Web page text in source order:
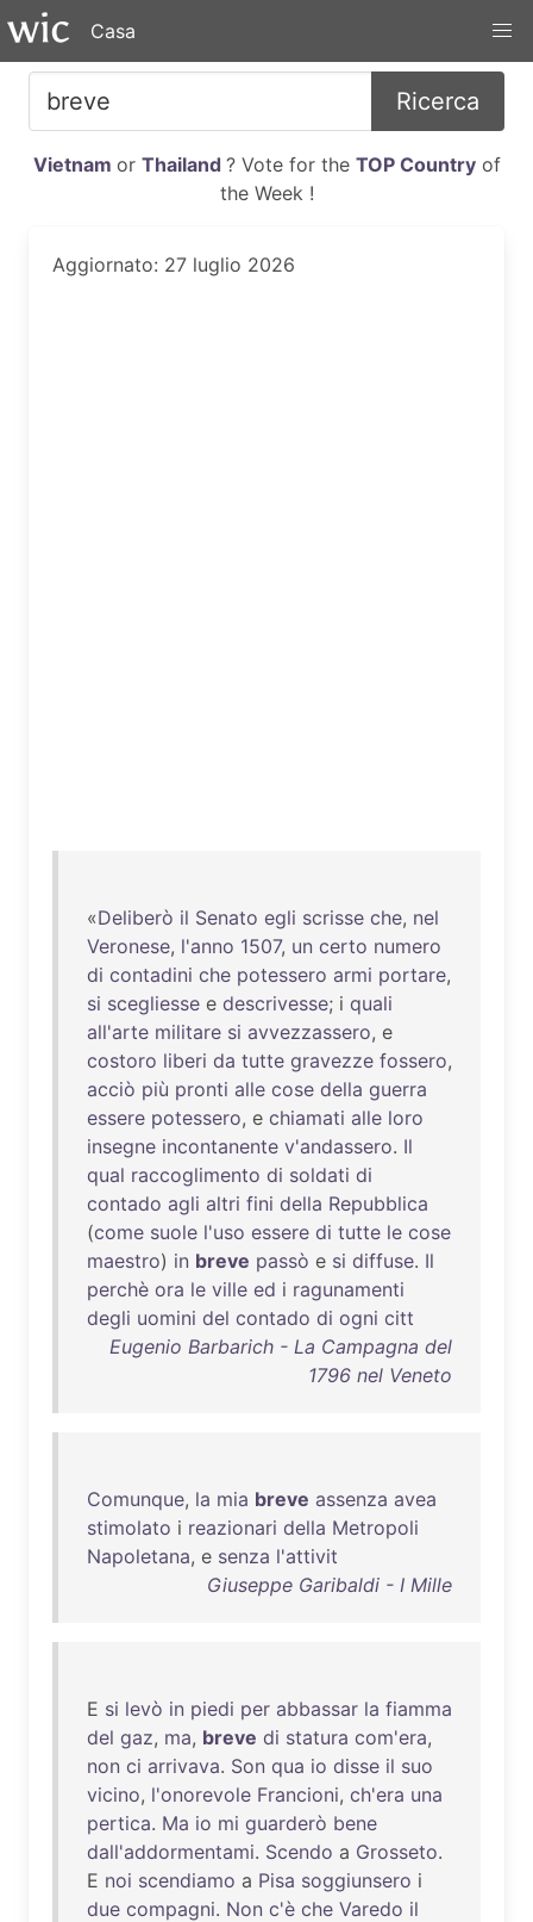
Casa
Ricerca
Vietnam or Thailand ? Vote for the TOP Countryof
the Week !
Aggiornato: 27 luglio 2026
«Deliberò il Senato egli scrisse che, nel
Veronese, l'anno 1507, un certo numero
di contadini che potessero armi portare,
si scegliesse e descrivesse; i quali
all'arte militare si avvezzassero, e
costoro liberi da tutte gravezze fossero,
acciò più pronti alle cose della guerra
essere potessero, e chiamati alle loro
insegne incontanente v'andassero. Il
qual raccoglimento di soldati di
contado agli altri fini della Repubblica
(come suole l'uso essere di tutte le cose
maestro) in breve passò e si diffuse. Il
perchè ora le ville ed i ragunamenti
degli uomini del contado di ogni citt
Eugenio Barbarich - La Campagna del
1796 nel Veneto
Comunque, la mia breve assenza avea
stimolato i reazionari della Metropoli
Napoletana, e senza l'attivit
Giuseppe Garibaldi - I Mille
E si levò in piedi per abbassar la fiamma
del gaz, ma, breve di statura com'era,
non ci arrivava. Son qua io disse il suo
vicino, l'onorevole Francioni, ch'era una
pertica. Ma io mi guarderò bene
dall'addormentami. Scendo a Grosseto.
E noi scendiamo a Pisa soggiunsero i
due compagni. Non c'è che Varedo il